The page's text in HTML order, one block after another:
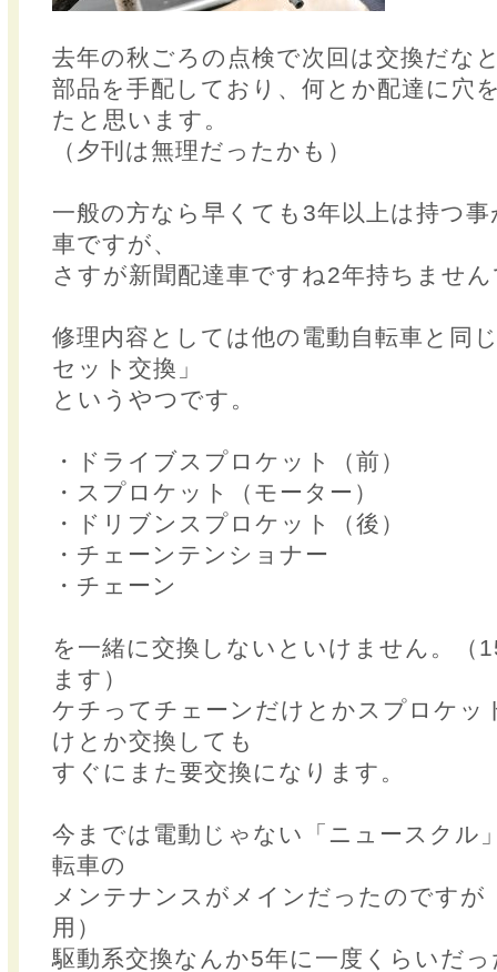
去年の秋ごろの点検で次回は交換だな
部品を手配しており、何とか配達に穴
たと思います。
（夕刊は無理だったかも）
一般の方なら早くても3年以上は持つ
車ですが、
さすが新聞配達車ですね2年持ちませ
修理内容としては他の電動自転車と同
セット交換」
というやつです。
・ドライブスプロケット（前）
・スプロケット（モーター）
・ドリブンスプロケット（後）
・チェーンテンショナー
・チェーン
を一緒に交換しないといけません。（
ます）
ケチってチェーンだけとかスプロケッ
けとか交換しても
すぐにまた要交換になります。
今までは電動じゃない「ニュースクル
転車の
メンテナンスがメインだったのですが
用）
駆動系交換なんか5年に一度くらいだ